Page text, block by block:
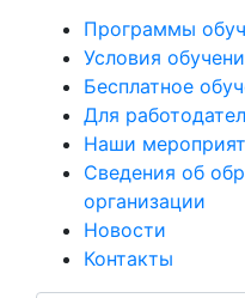
Программы
Условия
Бесплатное
Для
Наши
Сведения об
организации
Новости
Контакты